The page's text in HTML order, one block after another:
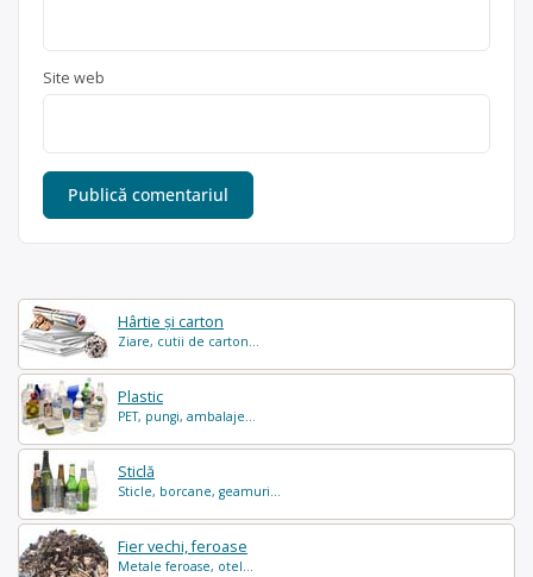
Hârtie și carton
Ziare, cutii de carton...
Plastic
PET, pungi, ambalaje...
Sticlă
Sticle, borcane, geamuri...
Fier vechi, feroase
Metale feroase, otel...
Site web